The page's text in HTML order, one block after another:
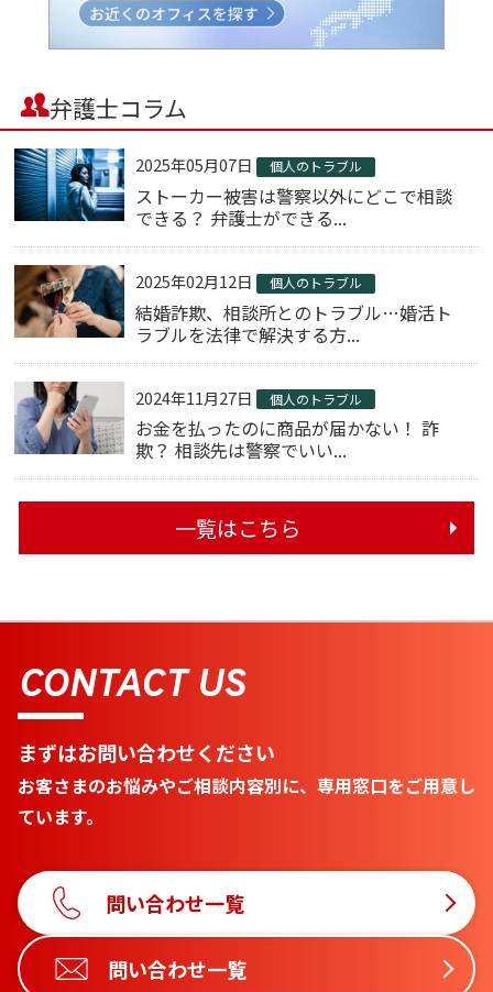
弁護士コラム
2025年05月07日 個人のトラブル
ストーカー被害は警察以外にどこで相談
できる？ 弁護士ができる...
2025年02月12日 個人のトラブル
結婚詐欺、相談所とのトラブル…婚活ト
ラブルを法律で解決する方...
2024年11月27日 個人のトラブル
お金を払ったのに商品が届かない！ 詐
欺？ 相談先は警察でいい...
一覧はこちら
CONTACT US
まずはお問い合わせください
お客さまのお悩みやご相談内容別に、専用窓口をご用意し
ています。
問い合わせ一覧
問い合わせ一覧